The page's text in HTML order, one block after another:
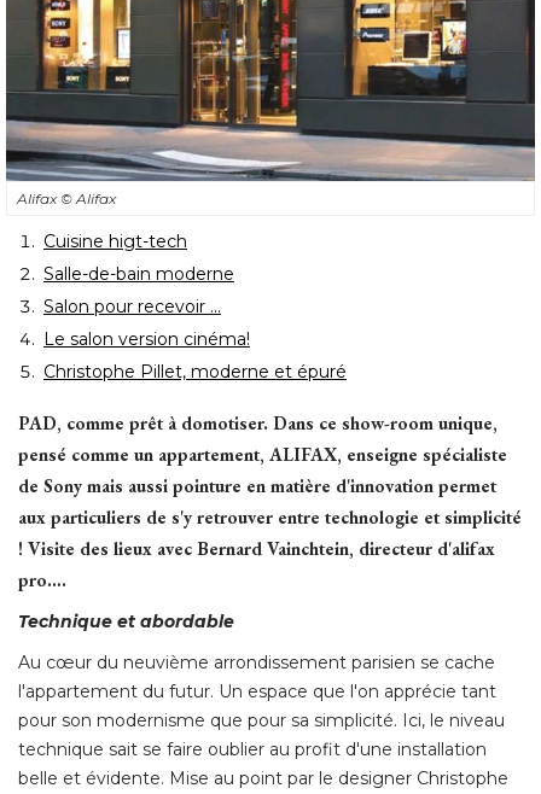
Alifax© Alifax
Cuisine higt-tech
Salle-de-bain moderne
Salon pour recevoir ...
Le salon version cinéma!
Christophe Pillet, moderne et épuré
PAD, comme prêt à domotiser. Dans ce show-room unique,
pensé comme un appartement, ALIFAX, enseigne spécialiste
de Sony mais aussi pointure en matière d'innovation permet
aux particuliers de s'y retrouver entre technologie et simplicité
! Visite des lieux avec Bernard Vainchtein, directeur d'alifax
pro….
Technique et abordable
Au cœur du neuvième arrondissement parisien se cache
l'appartement du futur. Un espace que l'on apprécie tant
pour son modernisme que pour sa simplicité. Ici, le niveau
technique sait se faire oublier au profit d'une installation
belle et évidente. Mise au point par le designer Christophe